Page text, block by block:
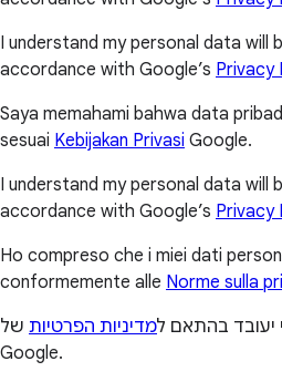
I understand my personal data will
accordance with Google’s Privacy
Saya memahami bahwa data
sesuai Kebijakan Privasi Google.
I understand my personal data will
accordance with Google’s Privacy
Ho compreso che i miei dati
conformemente alle Norme sulla
יעובד בהתאם למדיניות הפרטיות של
Google.